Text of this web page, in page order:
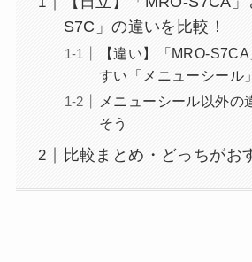
S7C」の違いを比較！
【違い】「MRO-
すい「メニューシール
メニューシール以外の
そう
比較まとめ・どっちがお